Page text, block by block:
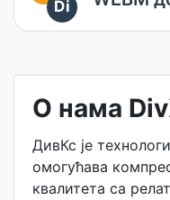
Di
О нама
ДивКс је
омогућава
квалитета са